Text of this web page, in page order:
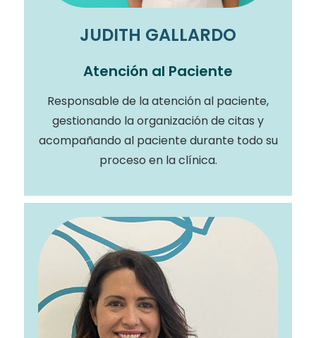
JUDITH GALLARDO
Atención al Paciente
Responsable de la atención al paciente,
gestionando la organización de citas y
acompañando al paciente durante todo su
proceso en la clínica.